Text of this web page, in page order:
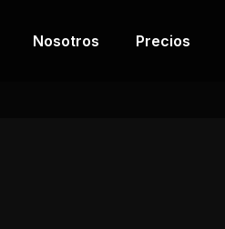
Nosotros Precios